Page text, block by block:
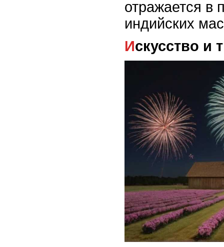
отражается в
индийских
Искусство и